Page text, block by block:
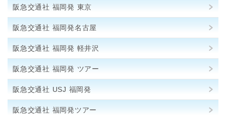
阪急交通社 福岡発 東京
阪急交通社 福岡発名古屋
阪急交通社 福岡発 軽井沢
阪急交通社 福岡発 ツアー
阪急交通社 USJ 福岡発
阪急交通社 福岡発ツアー